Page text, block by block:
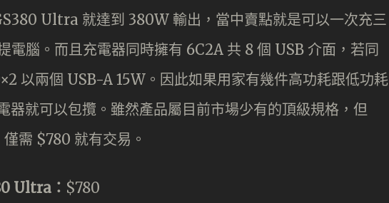
Ultra 就達到 380W 輸出，當中賣點就是可以一次充三
電腦。而且充電器同時擁有 6C2A 共 8 個 USB 介面，若同
以兩個 USB-A 15W。因此如果用家有幾件高功耗跟低功耗
器就可以包攬。雖然產品屬目前市場少有的頂級規格，但
需 $780 就有交易。
Ultra： $780